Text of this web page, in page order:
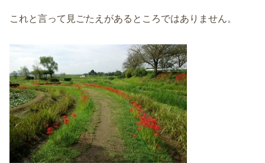
これと言って見ごたえがあるところではありません。